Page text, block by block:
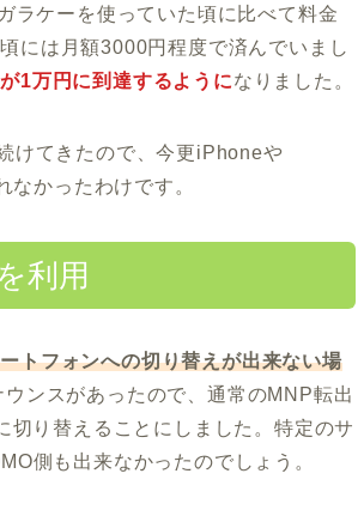
ラケーを使っていた頃に比べて料金
には月額3000円程度で済んでいまし
1万円に到達するようになりました。
けてきたので、今更iPhoneや
かったわけです。
利用
トフォンへの切り替えが出来ない場
ウンスがあったので、通常のMNP転出
り替えることにしました。特定のサ
側も出来なかったのでしょう。